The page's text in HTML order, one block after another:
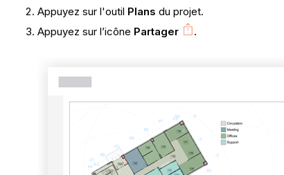
Appuyez sur l'outil Plans du projet.
Appuyez sur l’icône Partager .